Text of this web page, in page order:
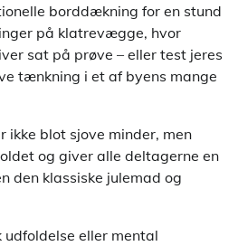
borddækning for en stund
på klatrevægge, hvor
sat på prøve – eller test jeres
tænkning i et af byens mange
ikke blot sjove minder, men
og giver alle deltagerne en
den klassiske julemad og
udfoldelse eller mental